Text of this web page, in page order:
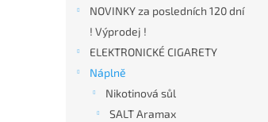
NOVINKY za posledních 120 dní
! Výprodej !
ELEKTRONICKÉ CIGARETY
Náplně
Nikotinová sůl
SALT Aramax